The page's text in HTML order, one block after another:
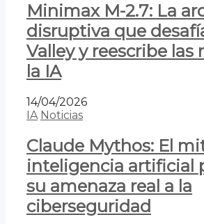
Minimax M-2.7: La
disruptiva que
Valley y reescribe las
la IA
14/04/2026
IA Noticias
Claude Mythos: El
inteligencia artificial
su amenaza real a la
ciberseguridad